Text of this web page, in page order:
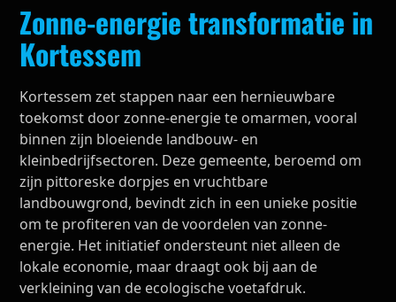
Zonne-energie transformatie in
Kortessem
Kortessem zet stappen naar een hernieuwbare
toekomst door zonne-energie te omarmen, vooral
binnen zijn bloeiende landbouw- en
kleinbedrijfsectoren. Deze gemeente, beroemd om
zijn pittoreske dorpjes en vruchtbare
landbouwgrond, bevindt zich in een unieke positie
om te profiteren van de voordelen van zonne-
energie. Het initiatief ondersteunt niet alleen de
lokale economie, maar draagt ook bij aan de
verkleining van de ecologische voetafdruk.